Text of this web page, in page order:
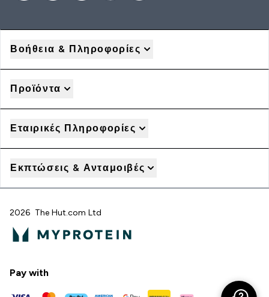
Βοήθεια & Πληροφορίες
Προϊόντα
Εταιρικές Πληροφορίες
Εκπτώσεις & Ανταμοιβές
2026 The Hut.com Ltd
Pay with